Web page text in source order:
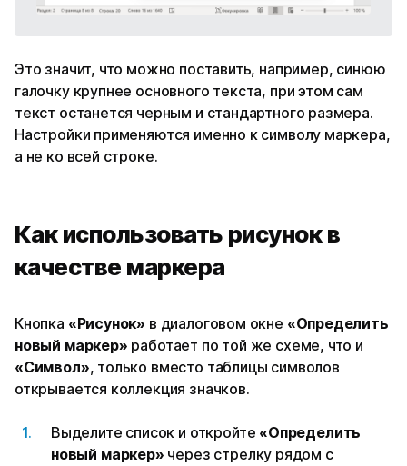
Это значит, что можно поставить, например, синюю
галочку крупнее основного текста, при этом сам
текст останется черным и стандартного размера.
Настройки применяются именно к символу маркера,
а не ко всей строке.
Как использовать рисунок в
качестве маркера
Кнопка «Рисунок» в диалоговом окне «Определить
новый маркер» работает по той же схеме, что и
«Символ», только вместо таблицы символов
открывается коллекция значков.
Выделите список и откройте «Определить
новый маркер» через стрелку рядом с